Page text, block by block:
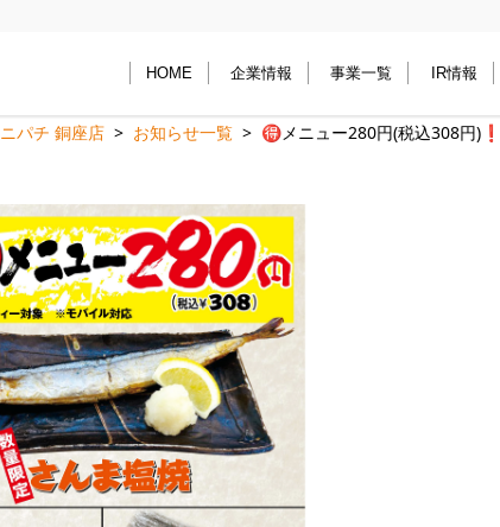
HOME 企業情報 事業一覧 IR情報
ニパチ 銅座店 お知らせ一覧 🉐️メニュー280円(税込308円)❗️